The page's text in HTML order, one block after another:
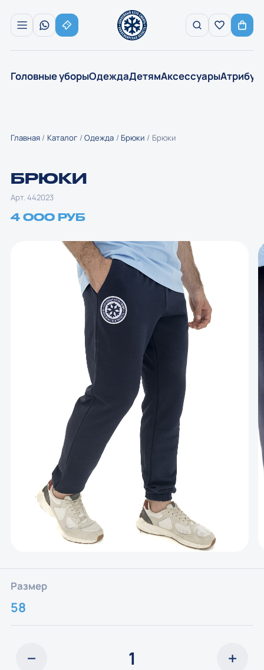
Головные уборыОдеждаДетямАксессуары
Главная Каталог Одежда Брюки Брюки
БРЮКИ
Арт. 442023
4 000 РУБ
Размер
58